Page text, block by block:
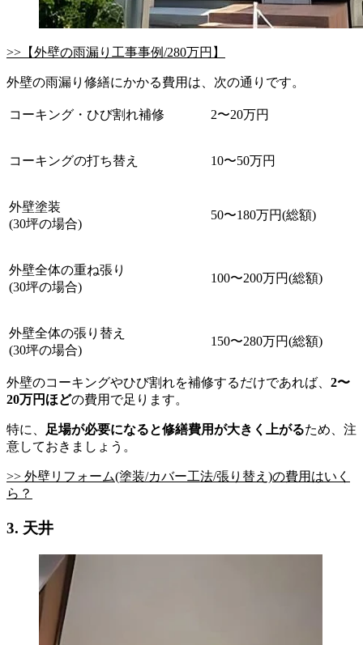
>>【外壁の雨漏り工事事例/280万円】
外壁の雨漏り修繕にかかる費用は、次の通りです。
コーキング・ひび割れ補修 2〜20万円
コーキングの打ち替え 10〜50万円
外壁塗装
(30坪の場合)
50〜180万円(総額)
外壁全体の重ね張り
(30坪の場合)
100〜200万円(総額)
外壁全体の張り替え
(30坪の場合)
150〜280万円(総額)
外壁のコーキングやひび割れを補修するだけであれば、 2〜
20万円ほどの費用で足ります。
特に、 足場が必要になると修繕費用が大きく上がるため、注
意しておきましょう。
>> 外壁リフォーム(塗装/カバー工法/張り替え)の費用はいく
ら？
3. 天井